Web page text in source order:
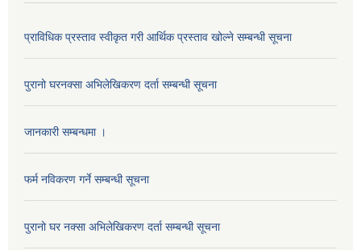
प्राविधिक प्रस्ताव स्वीकृत गरी आर्थिक प्रस्ताव खोल्ने सम्बन्धी सूचना
पुरानो घरनक्सा अभिलेखिकरण दर्ता सम्बन्धी सूचना
जानकारी सम्बन्धमा ।
फर्म नविकरण गर्ने सम्बन्धी सूचना
पुरानो घर नक्सा अभिलेखिकरण दर्ता सम्बन्धी सूचना